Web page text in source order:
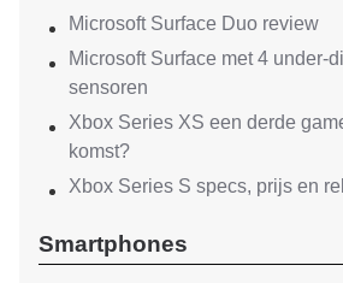
Microsoft Surface Duo review
Microsoft Surface met 4 under-
sensoren
Xbox Series XS een derde
komst?
Xbox Series S specs, prijs en
Smartphones